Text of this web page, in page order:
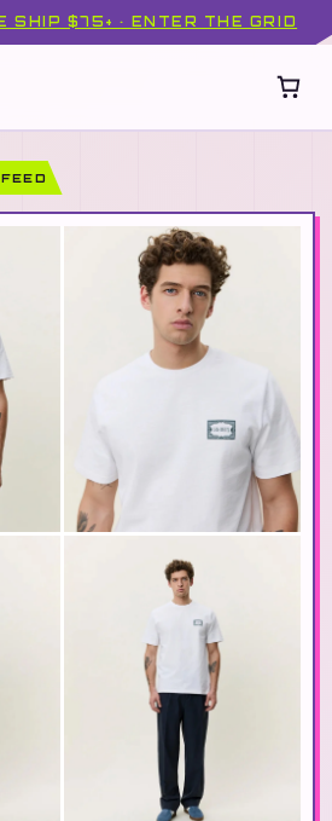
SHIP $75+ · ENTER THE GRID